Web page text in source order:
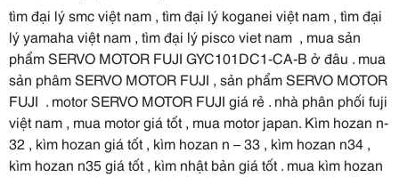
tìm đại lý smc việt nam , tìm đại lý koganei việt nam , tìm đại
lý yamaha việt nam , tìm đại lý pisco viet nam , mua sản
phẩm SERVO MOTOR FUJI GYC101DC1-CA-B ở đâu . mua
sản phâm SERVO MOTOR FUJI , sản phẩm SERVO MOTOR
FUJI . motor SERVO MOTOR FUJI giá rẻ . nhà phân phối fuji
việt nam , mua motor giá tốt , mua motor japan. Kìm hozan n-
32 , kìm hozan giá tốt , kìm hozan n – 33 , kìm hozan n34 ,
kìm hozan n35 giá tốt , kìm nhật bản giá tốt . mua kìm hozan